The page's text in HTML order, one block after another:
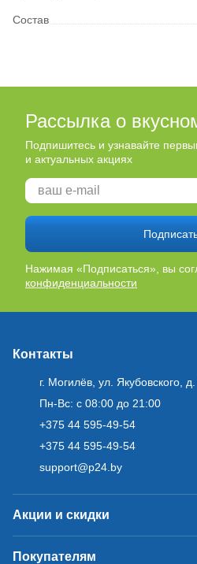
Состав
Рассылка о
Подпишитесь и узнавайте
и актуальных акциях
Нажимая «Подписаться», вы
конфиденциальности
Контакты
г. Могилёв, ул. Якубовского,
Пн-Вс: с 08:00 до 21:00
+375 44 595-49-54
+375 44 595-49-54
support@p24.by
Акции и скидки
Покупателям